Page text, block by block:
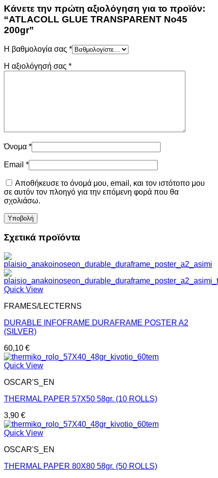
Κάνετε την πρώτη αξιολόγηση για το προϊόν:
“ATLACOLL GLUE TRANSPARENT No45
200gr”
Η βαθμολογία σας *
Η αξιολόγησή σας *
Όνομα *
Email *
Αποθήκευσε το όνομά μου, email, και τον ιστότοπο μου
σε αυτόν τον πλοηγό για την επόμενη φορά που θα
σχολιάσω.
Σχετικά προϊόντα
Quick View
FRAMES/LECTERNS
DURABLE INFOFRAME DURAFRAME POSTER A2
(SILVER)
60,10 €
Quick View
OSCAR'S_EN
THERMAL PAPER 57Χ50 58gr. (10 ROLLS)
3,90 €
Quick View
OSCAR'S_EN
THERMAL PAPER 80Χ80 58gr. (50 ROLLS)